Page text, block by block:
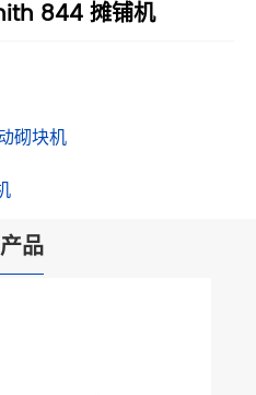
844 摊铺机
砌块机
品